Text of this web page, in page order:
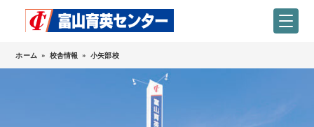
ホーム » 校舎情報 » 小矢部校